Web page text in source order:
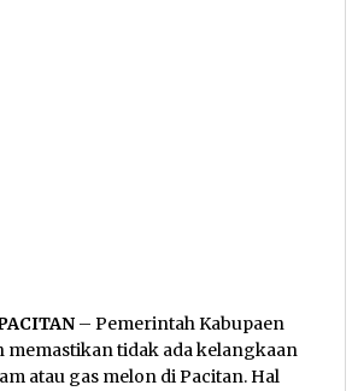
– Pemerintah Kabupaen
memastikan tidak ada kelangkaan
atau gas melon di Pacitan. Hal